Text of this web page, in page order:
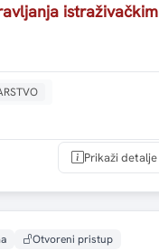
istraživačkim
Prikaži detalje
Otvoreni pristup